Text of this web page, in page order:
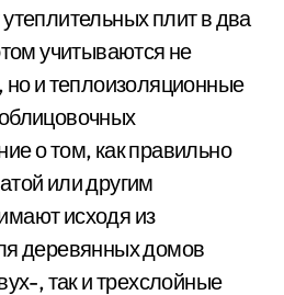
плит в два
учитываются не
и теплоизоляционные
о том, как правильно
или другим
исходя из
деревянных домов
, так и трехслойные